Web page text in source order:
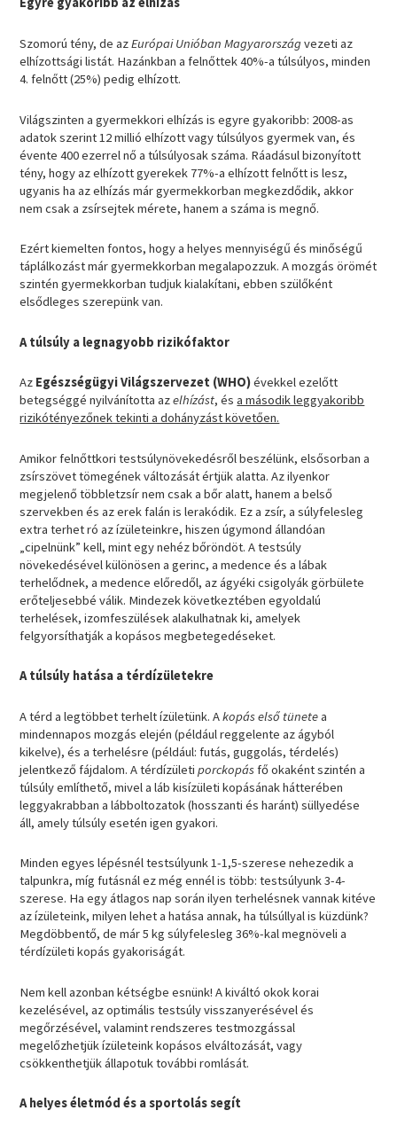
Szomorú tény, de azEurópai Unióban Magyarországvezeti az
elhízottsági listát. Hazánkban a felnőttek 40%-a túlsúlyos, minden
4. felnőtt (25%) pedig elhízott.
Világszinten a gyermekkori elhízás is egyre gyakoribb: 2008-as
adatok szerint 12 millió elhízott vagy túlsúlyos gyermek van, és
évente 400 ezerrel nő a túlsúlyosak száma. Ráadásul bizonyított
tény, hogy az elhízott gyerekek 77%-a elhízott felnőtt is lesz,
ugyanis ha az elhízás már gyermekkorban megkezdődik, akkor
nem csak a zsírsejtek mérete, hanem a száma is megnő.
Ezért kiemelten fontos, hogy a helyes mennyiségű és minőségű
táplálkozást már gyermekkorban megalapozzuk. A mozgás örömét
szintén gyermekkorban tudjuk kialakítani, ebben szülőként
elsődleges szerepünk van.
A túlsúly a legnagyobb rizikófaktor
Az Egészségügyi Világszervezet (WHO)évekkel ezelőtt
betegséggé nyilvánította azelhízást, ésa második leggyakoribb
rizikótényezőnek tekinti a dohányzást követően.
Amikor felnőttkori testsúlynövekedésről beszélünk, elsősorban a
zsírszövet tömegének változását értjük alatta. Az ilyenkor
megjelenő többletzsír nem csak a bőr alatt, hanem a belső
szervekben és az erek falán is lerakódik. Ez a zsír, a súlyfelesleg
extra terhet ró az ízületeinkre, hiszen úgymond állandóan
„cipelnünk” kell, mint egy nehéz bőröndöt. A testsúly
növekedésével különösen a gerinc, a medence és a lábak
terhelődnek, a medence előredől, az ágyéki csigolyák görbülete
erőteljesebbé válik. Mindezek következtében egyoldalú
terhelések, izomfeszülések alakulhatnak ki, amelyek
felgyorsíthatják a kopásos megbetegedéseket.
A túlsúly hatása a térdízületekre
A térd a legtöbbet terhelt ízületünk. Akopás első tünetea
mindennapos mozgás elején (például reggelente az ágyból
kikelve), és a terhelésre (például: futás, guggolás, térdelés)
jelentkező fájdalom. A térdízületiporckopásfő okaként szintén a
túlsúly említhető, mivel a láb kisízületi kopásának hátterében
leggyakrabban a lábboltozatok (hosszanti és haránt) süllyedése
áll, amely túlsúly esetén igen gyakori.
Minden egyes lépésnél testsúlyunk 1-1,5-szerese nehezedik a
talpunkra, míg futásnál ez még ennél is több: testsúlyunk 3-4-
szerese. Ha egy átlagos nap során ilyen terhelésnek vannak kitéve
az ízületeink, milyen lehet a hatása annak, ha túlsúllyal is küzdünk?
Megdöbbentő, de már 5 kg súlyfelesleg 36%-kal megnöveli a
térdízületi kopás gyakoriságát.
Nem kell azonban kétségbe esnünk! A kiváltó okok korai
kezelésével, az optimális testsúly visszanyerésével és
megőrzésével, valamint rendszeres testmozgással
megelőzhetjük ízületeink kopásos elváltozását, vagy
csökkenthetjük állapotuk további romlását.
A helyes életmód és a sportolás segít